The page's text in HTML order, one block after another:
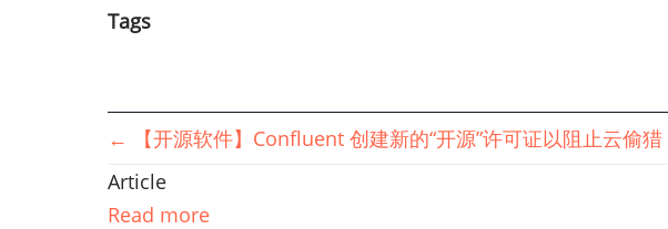
Tags
书
籍
←
【开源软件】Confluent 创建新的“开源”许可证以阻止云偷猎
Article
Read more